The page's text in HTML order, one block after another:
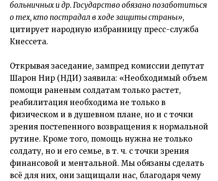
больничных и др. Государство обязано позаботиться
о тех, кто пострадал в ходе защиты страны»,
цитирует народную избранницу пресс-служба
Кнессета.
Открывая заседание, зампред комиссии депутат
Шарон Нир (НДИ) заявила: «Необходимый объем
помощи раненым солдатам только растет,
реабилитация необходима не только в
физическом и в душевном плане, но и с точки
зрения постепенного возвращения к нормальной
рутине. Кроме того, помощь нужна не только
солдату, но и его семье, в т. ч. с точки зрения
финансовой и ментальной. Мы обязаны сделать
всё для них, они защищали нас, благодаря чему